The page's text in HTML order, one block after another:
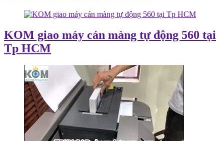
KOM giao máy cán màng tự động 560 tại
Tp HCM